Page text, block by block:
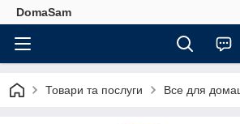
DomaSam
Товари та послуги Все для